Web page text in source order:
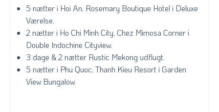
5 nætter i Hoi An, Rosemary Boutique Hotel i Deluxe
Værelse.
2 nætter i Ho Chi Minh City, Chez Mimosa Corner i
Double Indochine Cityview.
3 dage & 2 nætter Rustic Mekong udflugt.
5 nætter i Phu Quoc, Thanh Kieu Resort i Garden
View Bungalow.